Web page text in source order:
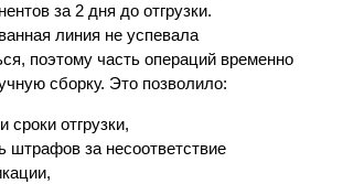
за 2 дня до отгрузки.
линия не успевала
поэтому часть операций временно
сборку. Это позволило:
сроки отгрузки,
штрафов за несоответствие